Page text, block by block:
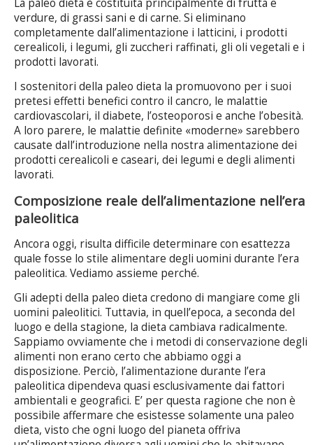
La paleo dieta è costituita principalmente di frutta e
verdure, di grassi sani e di carne. Si eliminano
completamente dall’alimentazione i latticini, i prodotti
cerealicoli, i legumi, gli zuccheri raffinati, gli oli vegetali e i
prodotti lavorati.
I sostenitori della paleo dieta la promuovono per i suoi
pretesi effetti benefici contro il cancro, le malattie
cardiovascolari, il diabete, l’osteoporosi e anche l’obesità.
A loro parere, le malattie definite «moderne» sarebbero
causate dall’introduzione nella nostra alimentazione dei
prodotti cerealicoli e caseari, dei legumi e degli alimenti
lavorati.
Composizione reale dell’alimentazione nell’era
paleolitica
Ancora oggi, risulta difficile determinare con esattezza
quale fosse lo stile alimentare degli uomini durante l’era
paleolitica. Vediamo assieme perché.
Gli adepti della paleo dieta credono di mangiare come gli
uomini paleolitici. Tuttavia, in quell’epoca, a seconda del
luogo e della stagione, la dieta cambiava radicalmente.
Sappiamo ovviamente che i metodi di conservazione degli
alimenti non erano certo che abbiamo oggi a
disposizione. Perciò, l’alimentazione durante l’era
paleolitica dipendeva quasi esclusivamente dai fattori
ambientali e geografici. E’ per questa ragione che non è
possibile affermare che esistesse solamente una paleo
dieta, visto che ogni luogo del pianeta offriva